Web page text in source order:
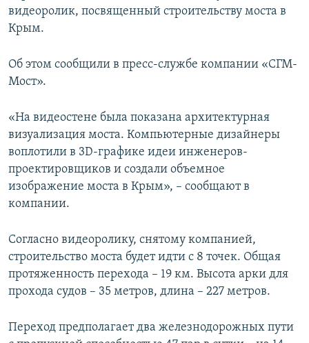
видеоролик, посвященный строительству моста в
Крым.
Об этом сообщили в пресс-службе компании «СГМ-
Мост».
«На видеостене была показана архитектурная
визуализация моста. Компьютерные дизайнеры
воплотили в 3D-графике идеи инженеров-
проектировщиков и создали объемное
изображение моста в Крым», – сообщают в
компании.
Согласно видеоролику, снятому компанией,
строительство моста будет идти с 8 точек. Общая
протяженность перехода – 19 км. Высота арки для
прохода судов – 35 метров, длина – 227 метров.
Переход предполагает два железнодорожных пути